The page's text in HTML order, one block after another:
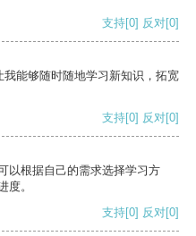
支持[0] 反对[0]
能够随时随地学习新知识，拓宽
支持[0] 反对[0]
以根据自己的需求选择学习方
度。
支持[0] 反对[0]